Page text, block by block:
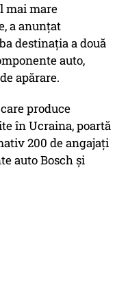
mai mare
a anunţat
destinaţia a două
auto,
apărare.
produce
în Ucraina, poartă
200 de angajaţi
auto Bosch şi